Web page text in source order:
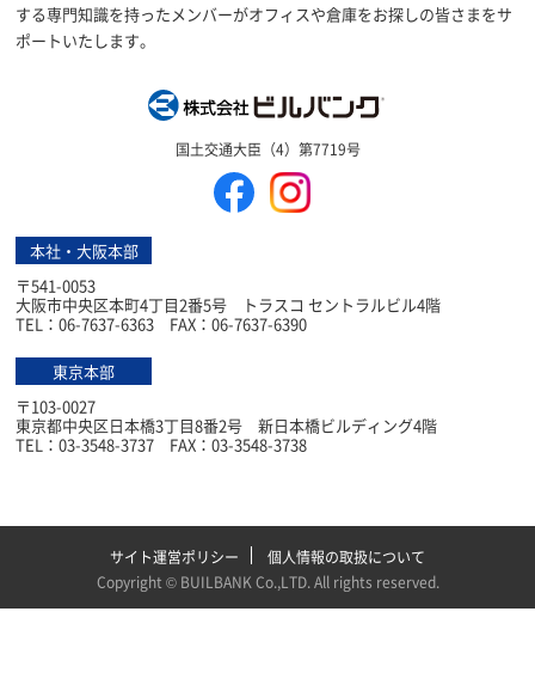
する専門知識を持ったメンバーがオフィスや倉庫をお探しの皆さまをサ
ポートいたします。
国土交通大臣（4）第7719号
本社・大阪本部
〒541-0053
大阪市中央区本町4丁目2番5号 トラスコ セントラルビル4階
TEL：06-7637-6363 FAX：06-7637-6390
東京本部
〒103-0027
東京都中央区日本橋3丁目8番2号 新日本橋ビルディング4階
TEL：03-3548-3737 FAX：03-3548-3738
サイト運営ポリシー
個人情報の取扱について
Copyright © BUILBANK Co.,LTD. All rights reserved.